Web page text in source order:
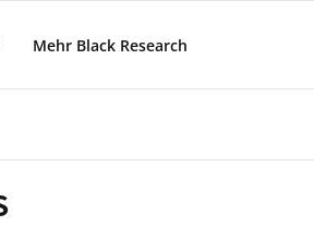
Mehr Black Research